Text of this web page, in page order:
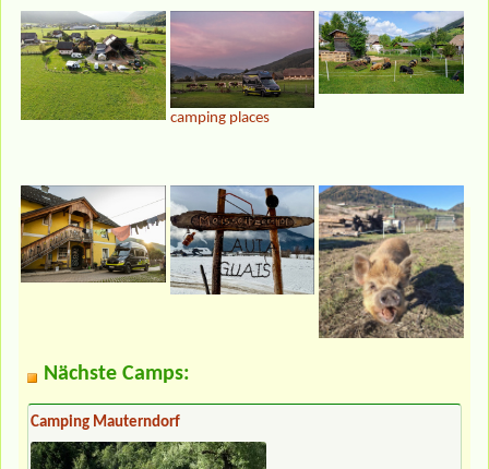
camping places
Nächste Camps:
Camping Mauterndorf